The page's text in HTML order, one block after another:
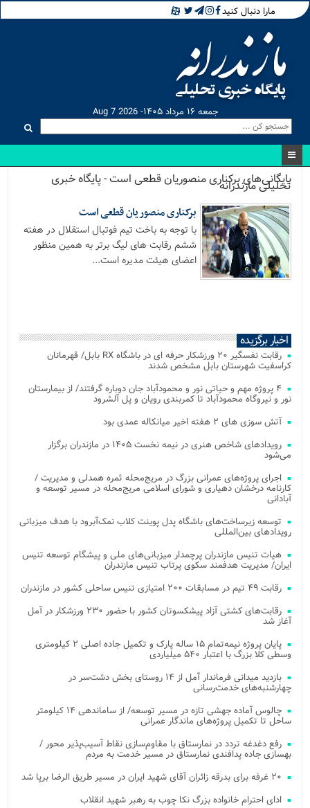
مارا دنبال کنید
جمعه ۱۶ مرداد ۱۴۰۵- Aug 7 2026
بایگانی‌های برکناری منصوریان قطعی است - پایگاه خبری
تحلیلی مازندرانه
برکناری منصوریان قطعی است
با توجه به باخت تیم فوتبال استقلال در هفته
ششم رقابت های لیگ برتر به همین منظور
اعضای هیئت مدیره است...
اخبار برگزیده
رقابت نفسگیر ۲۰ ورزشکار حرفه ای در باشگاه RX بابل/ قهرمانان
کراسفیت شهرستان بابل مشخص شدند
۴ پروژه مهم و حیاتی نور و محمودآباد جان دوباره گرفتند/ از بیمارستان
نور و نیروگاه محمودآباد تا کمربندی رویان و پل آلشرود
آتش‌ سوزی‌ های ۲ هفته اخیر میانکاله عمدی بود
رویدادهای شاخص هنری در نیمه نخست ۱۴۰۵ در مازندران برگزار
می‌شود
اجرای پروژه‌های عمرانی بزرگ در مریج‌محله ثمره همدلی و مدیریت /
کارنامه درخشان دهیاری و شورای اسلامی مریج‌محله در مسیر توسعه و
آبادانی
توسعه زیرساخت‌های باشگاه پدل پوینت کلاب نمک‌آبرود با هدف میزبانی
رویدادهای بین‌المللی
هیات تنیس مازندران پرچمدار میزبانی‌های ملی و پیشگام توسعه تنیس
ایران/ مدیریت هدفمند سکوی پرتاب تنیس مازندران
رقابت ۴۹ تیم در مسابقات ۲۰۰ امتیازی تنیس ساحلی کشور در مازندران
رقابت‌های کشتی آزاد پیشکسوتان کشور با حضور ۲۳۰ ورزشکار در آمل
آغاز شد
پایان پروژه نیمه‌تمام ۱۵ ساله پارک و تکمیل جاده اصلی ۲ کیلومتری
وسطی کلا بزرگ با اعتبار ۵۴۰ میلیاردی
بازدید میدانی فرماندار آمل از ۱۴ روستای بخش دشت‌سر در
چهارشنبه‌های خدمت‌رسانی
چالوس آماده جهشی تازه در مسیر توسعه/ از ساماندهی ۱۴ کیلومتر
ساحل تا تکمیل پروژه‌های ماندگار عمرانی
رفع دغدغه تردد در نمارستاق با مقاوم‌سازی نقاط آسیب‌پذیر محور /
بهسازی جاده پدافندی نمارستاق در مسیر خدمت به مردم
۲۰ غرفه برای بدرقه زائران آقای شهید ایران در مسیر طریق الرضا برپا شد
ادای احترام خانواده بزرگ نکا چوب به رهبر شهید انقلاب